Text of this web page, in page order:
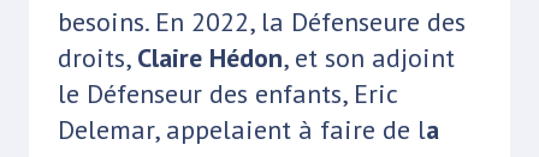
besoins. En 2022, la Défenseure des
droits, Claire Hédon, et son adjoint
le Défenseur des enfants, Eric
Delemar, appelaient à faire de la